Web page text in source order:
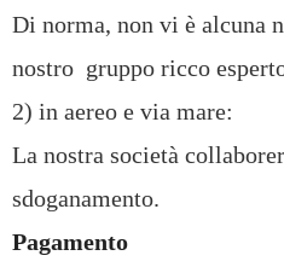
Di norma, non vi è alcuna
nostro gruppo ricco
2) in aereo e via mare:
La nostra società
sdoganamento.
Pagamento